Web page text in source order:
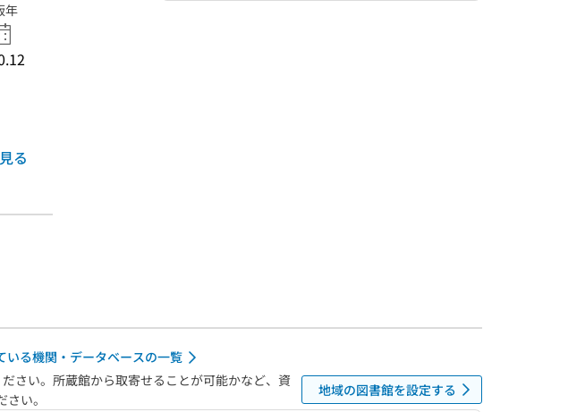
年
る
いる機関・データベースの一覧
さい。所蔵館から取寄せることが可能かなど、資
い。
地域の図書館を設定する